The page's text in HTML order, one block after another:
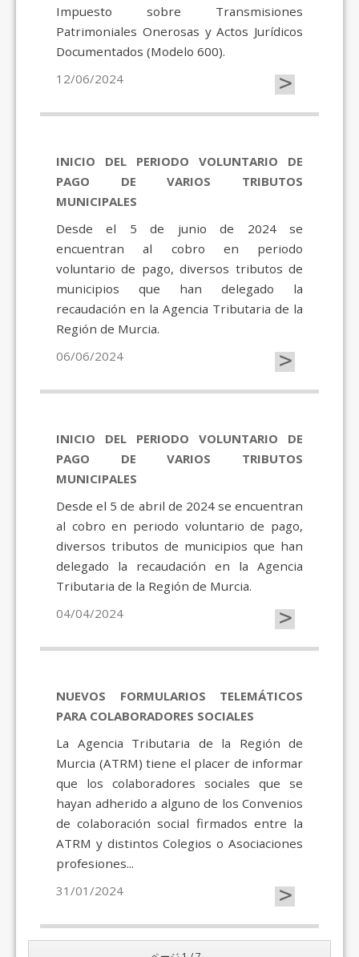
Impuesto sobre Transmisiones
Patrimoniales Onerosas y Actos Jurídicos
Documentados (Modelo 600).
12/06/2024
>
INICIO DEL PERIODO VOLUNTARIO DE
PAGO DE VARIOS TRIBUTOS
MUNICIPALES
Desde el 5 de junio de 2024 se
encuentran al cobro en periodo
voluntario de pago, diversos tributos de
municipios que han delegado la
recaudación en la Agencia Tributaria de la
Región de Murcia.
06/06/2024
>
INICIO DEL PERIODO VOLUNTARIO DE
PAGO DE VARIOS TRIBUTOS
MUNICIPALES
Desde el 5 de abril de 2024 se encuentran
al cobro en periodo voluntario de pago,
diversos tributos de municipios que han
delegado la recaudación en la Agencia
Tributaria de la Región de Murcia.
04/04/2024
>
NUEVOS FORMULARIOS TELEMÁTICOS
PARA COLABORADORES SOCIALES
La Agencia Tributaria de la Región de
Murcia (ATRM) tiene el placer de informar
que los colaboradores sociales que se
hayan adherido a alguno de los Convenios
de colaboración social firmados entre la
ATRM y distintos Colegios o Asociaciones
profesiones...
31/01/2024
>